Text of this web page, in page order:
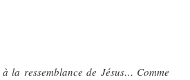
la ressemblance de Jésus… Comme